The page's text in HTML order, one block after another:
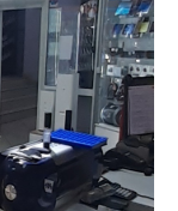
25
раз в 2